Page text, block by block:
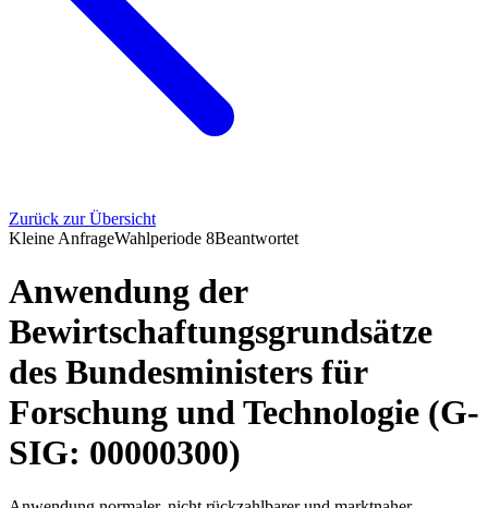
Zurück zur Übersicht
Kleine AnfrageWahlperiode 8Beantwortet
Anwendung der
Bewirtschaftungsgrundsätze
des Bundesministers für
Forschung und Technologie (G-
SIG: 00000300)